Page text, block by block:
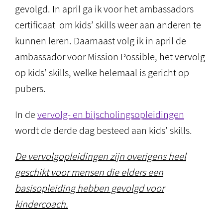
gevolgd. In april ga ik voor het ambassadors
certificaat om kids’ skills weer aan anderen te
kunnen leren. Daarnaast volg ik in april de
ambassador voor Mission Possible, het vervolg
op kids’ skills, welke helemaal is gericht op
pubers.
In devervolg- en bijscholingsopleidingen
wordt de derde dag besteed aan kids’ skills.
De vervolgopleidingen zijn overigens heel
geschikt voor mensen die elders een
basisopleiding hebben gevolgd voor
kindercoach.